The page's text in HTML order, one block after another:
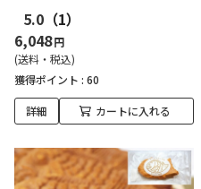
5.0 （1）
6,048円
(送料・税込)
獲得ポイント : 60
詳細 カートに入れる